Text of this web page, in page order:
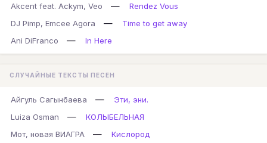
Akcent feat. Ackym, Veo
—
Rendez Vous
DJ Pimp, Emcee Agora
—
Time to get away
Ani DiFranco
— In Here
СЛУЧАЙНЫЕ ТЕКСТЫ ПЕСЕН
Айгуль Сагынбаева —
Эти, эни.
Luiza Osman
—
КОЛЫБЕЛЬНАЯ
Мот, новая ВИАГРА
— Кислород